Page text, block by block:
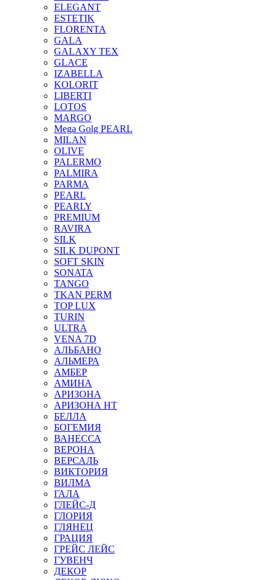
ELEGANT
ESTETIK
FLORENTA
GALA
GALAXY TEX
GLACE
IZABELLA
KOLORIT
LIBERTI
LOTOS
MARGO
Mega Golg PEARL
MILAN
OLIVE
PALERMO
PALMIRA
PARMA
PEARL
PEARLY
PREMIUM
RAVIRA
SILK
SILK DUPONT
SOFT SKIN
SONATA
TANGO
TKAN PERM
TOP LUX
TURIN
ULTRA
VENA 7D
АЛЬБАНО
АЛЬМЕРА
АМБЕР
АМИНА
АРИЗОНА
АРИЗОНА НТ
БЕЛЛА
БОГЕМИЯ
ВАНЕССА
ВЕРОНА
ВЕРСАЛЬ
ВИКТОРИЯ
ВИЛМА
ГАЛА
ГЛЕЙС-Д
ГЛОРИЯ
ГЛЯНЕЦ
ГРАЦИЯ
ГРЕЙС ЛЕЙС
ГУВЕНЧ
ДЕКОР